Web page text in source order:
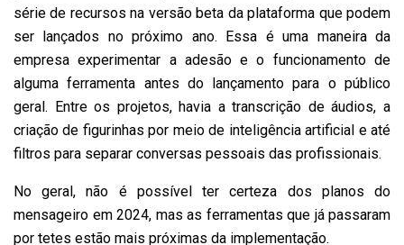
série de recursos na versão beta da plataforma que podem
ser lançados no próximo ano. Essa é uma maneira da
empresa experimentar a adesão e o funcionamento de
alguma ferramenta antes do lançamento para o público
geral. Entre os projetos, havia a transcrição de áudios, a
criação de figurinhas por meio de inteligência artificial e até
filtros para separar conversas pessoais das profissionais.
No geral, não é possível ter certeza dos planos do
mensageiro em 2024, mas as ferramentas que já passaram
por tetes estão mais próximas da implementação.